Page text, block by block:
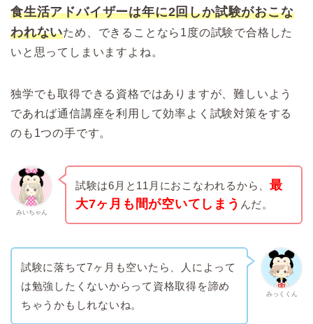
食生活アドバイザーは年に2回しか試験がおこな
われないため、できることなら1度の試験で合格した
いと思ってしまいますよね。
独学でも取得できる資格ではありますが、難しいよう
であれば通信講座を利用して効率よく試験対策をする
のも1つの手です。
みいちゃん
試験は6月と11月におこなわれるから、最
大7ヶ月も間が空いてしまう んだ。
みっくくん
試験に落ちて7ヶ月も空いたら、人によって
は勉強したくないからって資格取得を諦め
ちゃうかもしれないね。